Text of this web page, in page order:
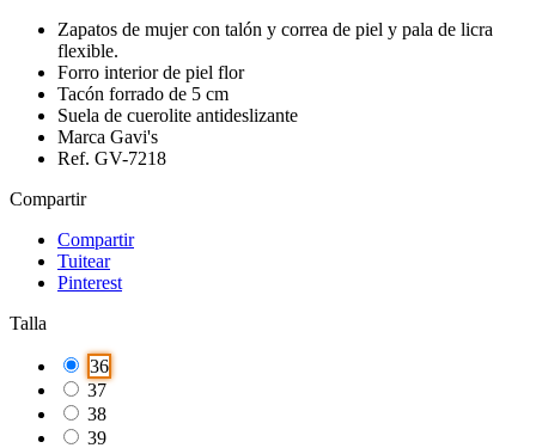
Zapatos de mujer con talón y correa de piel y pala de licra
flexible.
Forro interior de piel flor
Tacón forrado de 5 cm
Suela de cuerolite antideslizante
Marca Gavi's
Ref. GV-7218
Compartir
Compartir
Tuitear
Pinterest
Talla
36
37
38
39